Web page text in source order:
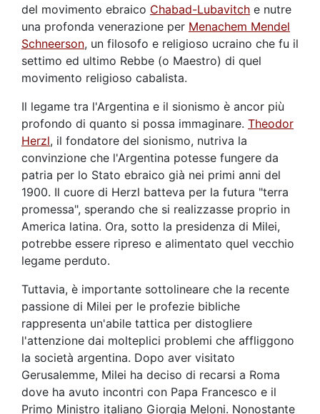
del movimento ebraico Chabad-Lubavitch e nutre
una profonda venerazione per Menachem Mendel
Schneerson, un filosofo e religioso ucraino che fu il
settimo ed ultimo Rebbe (o Maestro) di quel
movimento religioso cabalista.
Il legame tra l'Argentina e il sionismo è ancor più
profondo di quanto si possa immaginare. Theodor
Herzl, il fondatore del sionismo, nutriva la
convinzione che l'Argentina potesse fungere da
patria per lo Stato ebraico già nei primi anni del
1900. Il cuore di Herzl batteva per la futura "terra
promessa", sperando che si realizzasse proprio in
America latina. Ora, sotto la presidenza di Milei,
potrebbe essere ripreso e alimentato quel vecchio
legame perduto.
Tuttavia, è importante sottolineare che la recente
passione di Milei per le profezie bibliche
rappresenta un'abile tattica per distogliere
l'attenzione dai molteplici problemi che affliggono
la società argentina. Dopo aver visitato
Gerusalemme, Milei ha deciso di recarsi a Roma
dove ha avuto incontri con Papa Francesco e il
Primo Ministro italiano Giorgia Meloni. Nonostante